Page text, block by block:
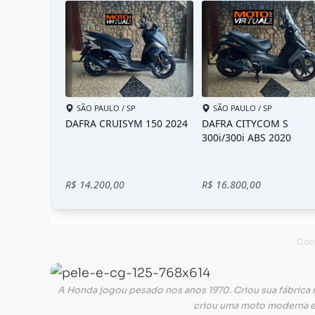
A Honda jogou pesado nos anos 1970. Criou sua
criou uma moto moderna